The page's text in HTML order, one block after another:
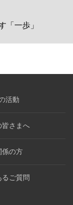
「一歩」
活動
皆さまへ
係の方
るご質問